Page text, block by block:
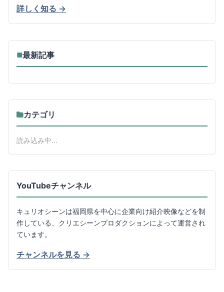
詳しく知る →
■最新記事
カテゴリ
読み込み中...
YouTubeチャンネル
キュリオシーンは福岡県を中心に企業向け紹介映像などを制
作している、クリエシーンプロダクションによって運営され
ています。
チャンネルを見る →